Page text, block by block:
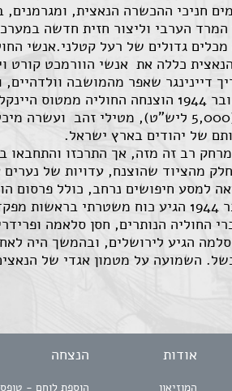
חניכי ההכשרה הנאצית, ומגרמנים,
הערבי וליצור חזית חדשה
גדולים של רעל קטלני.אנשי
הנאצית כללה את אנשי הוורמכט
דיינינגר שאפר מהמושבה
קרב, סכום כסף (5,000 ליש”ט),
של יהודים בארץ ישראל.
רב זה מזה, אך התרכזו
מהציוד שהוצנח, עדויות של
למסע חיפושים נרחב, כולל פרסום
ביום 16 באוקטובר 1944 הגיע כוח
סלמה הגיע לירושלים, ובהמשך היה
השמועה על מטמון אגדי של
אודות
המוזיאון
הנצחה
הוספת לוחם - טופס